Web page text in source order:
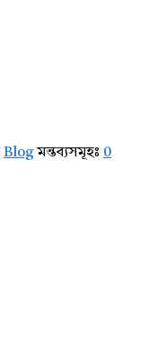
Blogমন্তব্যসমূহঃ 0